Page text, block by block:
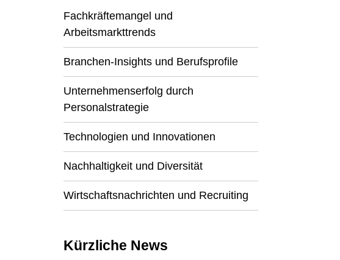
Fachkräftemangel und
Arbeitsmarkttrends
Branchen-Insights und Berufsprofile
Unternehmenserfolg durch
Personalstrategie
Technologien und Innovationen
Nachhaltigkeit und Diversität
Wirtschaftsnachrichten und Recruiting
Kürzliche News